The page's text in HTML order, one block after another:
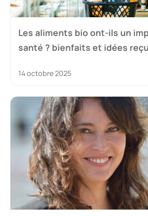
Les aliments bio ont-ils un
santé ? bienfaits et idées
14 octobre 2025